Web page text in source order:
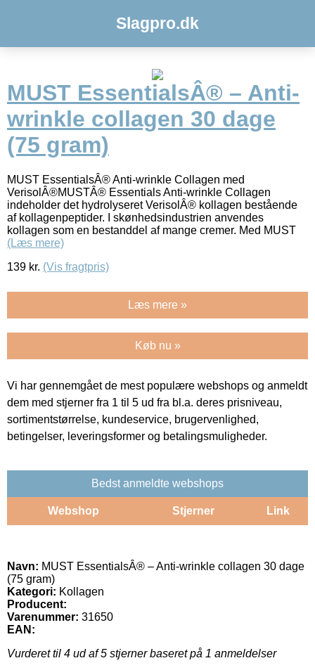
Slagpro.dk
MUST EssentialsÂ® – Anti-
wrinkle collagen 30 dage
(75 gram)
MUST EssentialsÂ® Anti-wrinkle Collagen med
VerisolÂ®MUSTÂ® Essentials Anti-wrinkle Collagen
indeholder det hydrolyseret VerisolÂ® kollagen bestående
af kollagenpeptider. I skønhedsindustrien anvendes
kollagen som en bestanddel af mange cremer. Med MUST
(Læs mere)
139 kr. (Vis fragtpris)
Læs mere »
Køb nu »
Vi har gennemgået de mest populære webshops og anmeldt
dem med stjerner fra 1 til 5 ud fra bl.a. deres prisniveau,
sortimentstørrelse, kundeservice, brugervenlighed,
betingelser, leveringsformer og betalingsmuligheder.
Bedst anmeldte webshops
Webshop Stjerner Link
Navn: MUST EssentialsÂ® – Anti-wrinkle collagen 30 dage
(75 gram)
Kategori: Kollagen
Producent:
Varenummer: 31650
EAN:
Vurderet til 4 ud af 5 stjerner baseret på 1 anmeldelser